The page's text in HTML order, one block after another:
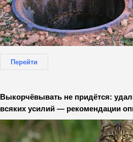
Перейти
Выкорчёвывать не придётся:
всяких усилий — рекомендации